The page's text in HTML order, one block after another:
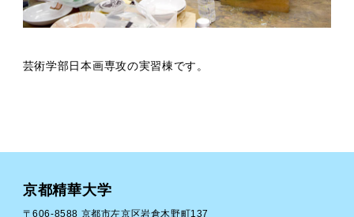
芸術学部日本画専攻の実習棟です。
京都精華大学
〒606-8588 京都市左京区岩倉木野町137